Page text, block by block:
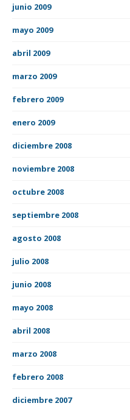
junio 2009
mayo 2009
abril 2009
marzo 2009
febrero 2009
enero 2009
diciembre 2008
noviembre 2008
octubre 2008
septiembre 2008
agosto 2008
julio 2008
junio 2008
mayo 2008
abril 2008
marzo 2008
febrero 2008
diciembre 2007